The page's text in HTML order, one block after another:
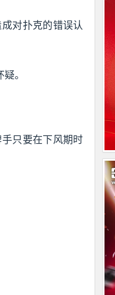
对扑克的错误认
。
只要在下风期时